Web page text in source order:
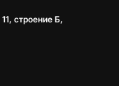
строение Б,